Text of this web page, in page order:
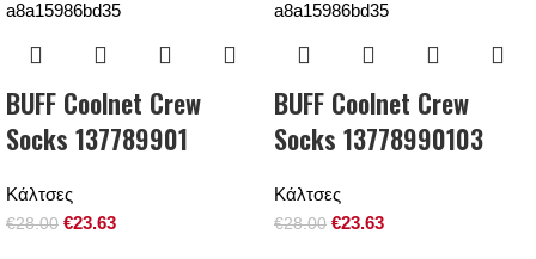
BUFF Coolnet Crew
Socks 137789901
Κάλτσες
€28.00 €23.63
BUFF Coolnet Crew
Socks 13778990103
Κάλτσες
€28.00 €23.63